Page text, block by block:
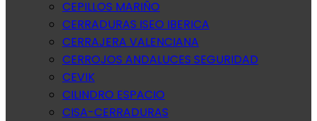
CEPILLOS MARIÑO
CERRADURAS ISEO IBERICA
CERRAJERA VALENCIANA
CERROJOS ANDALUCES SEGURIDAD
CEVIK
CILINDRO ESPACIO
CISA-CERRADURAS